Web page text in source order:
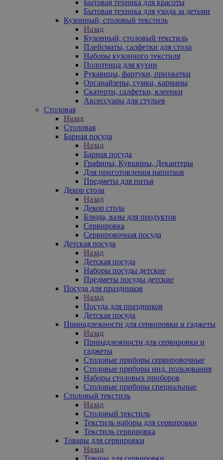
Бытовая техника для красоты
Бытовая техника для ухода за детьми
Кухонный, столовый текстиль
Назад
Кухонный, столовый текстиль
Плейсматы, салфетки для стола
Наборы кухонного текстиля
Полотенца для кухни
Рукавицы, фартуки, прихватки
Органайзеры, сумки, карманы
Скатерти, салфетки, клеенки
Аксессуары для стульев
Столовая
Назад
Столовая
Барная посуда
Назад
Барная посуда
Графины, Кувшины, Декантеры
Для приготовления напитков
Предметы для питья
Декор стола
Назад
Декор стола
Блюда, вазы для продуктов
Сервировка
Сервировочная посуда
Детская посуда
Назад
Детская посуда
Наборы посуды детские
Предметы посуды детские
Посуда для праздников
Назад
Посуда для праздников
Детская посуда
Принадлежности для сервировки и гаджеты
Назад
Принадлежности для сервировки и
гаджеты
Столовые приборы сервировочные
Столовые приборы инд. пользования
Наборы столовых приборов
Столовые приборы специальные
Столовый текстиль
Назад
Столовый текстиль
Текстиль наборы для сервировки
Текстиль сервировка
Товары для сервировки
Назад
Товары для сервировки